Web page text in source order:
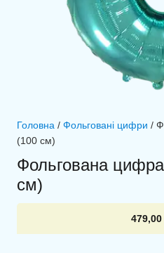
Головна / Фольговані цифри /
(100 см)
Фольгована цифра
см)
479,00